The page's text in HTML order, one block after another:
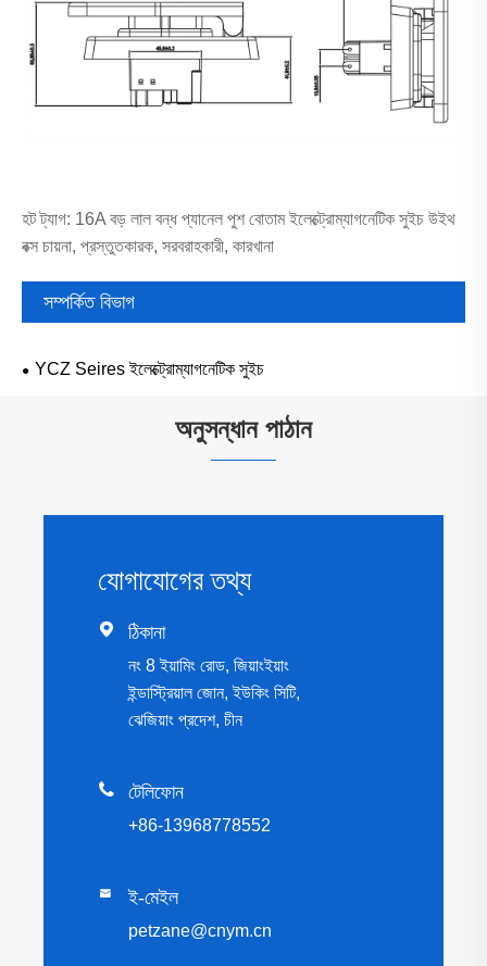
হট ট্যাগ: 16A বড় লাল বন্ধ প্যানেল পুশ বোতাম ইলেক্ট্রোম্যাগনেটিক সুইচ উইথ
বক্স চায়না, প্রস্তুতকারক, সরবরাহকারী, কারখানা
সম্পর্কিত বিভাগ
YCZ Seires ইলেক্ট্রোম্যাগনেটিক সুইচ
অনুসন্ধান পাঠান
যোগাযোগের তথ্য
 ঠিকানা
নং 8 ইয়ামিং রোড, জিয়াংইয়াং
ইন্ডাস্ট্রিয়াল জোন, ইউকিং সিটি,
ঝেজিয়াং প্রদেশ, চীন
 টেলিফোন
+86-13968778552
 ই-মেইল
petzane@cnym.cn